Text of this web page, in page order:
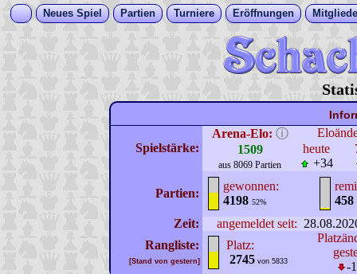
Neues Spiel Partien Turniere Eröffnungen
Spielstärke:
Arena-Elo: ⓘ
1509
aus 8069 Partien
heute
+34
Partien:
gewonnen:
4198 52%
458
Zeit:
angemeldet seit:
Rangliste:
[Stand von gestern]
Platz:
2745 von 5833
-